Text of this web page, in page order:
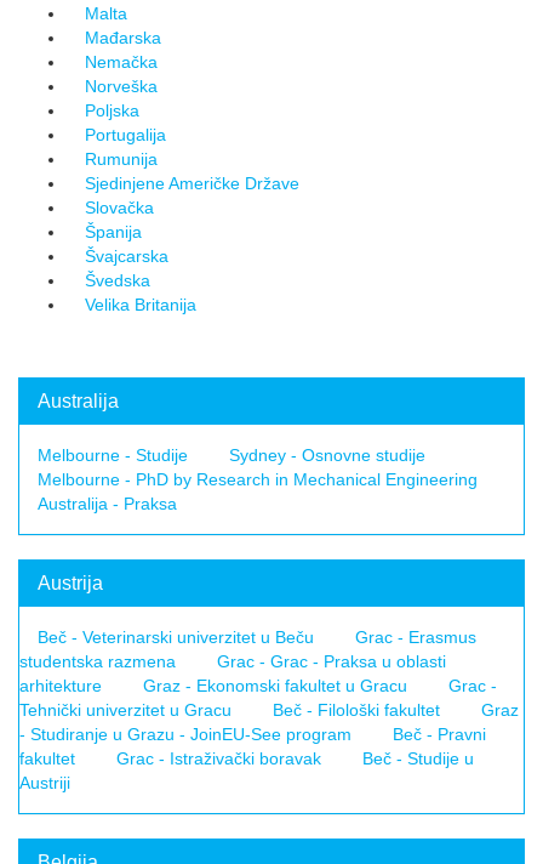
Malta
Mađarska
Nemačka
Norveška
Poljska
Portugalija
Rumunija
Sjedinjene Američke Države
Slovačka
Španija
Švajcarska
Švedska
Velika Britanija
Australija
Melbourne - Studije
Sydney - Osnovne studije
Melbourne - PhD by Research in Mechanical Engineering
Australija - Praksa
Austrija
Beč - Veterinarski univerzitet u Beču
Grac - Erasmus
studentska razmena
Grac - Grac - Praksa u oblasti
arhitekture
Graz - Ekonomski fakultet u Gracu
Grac -
Tehnički univerzitet u Gracu
Beč - Filološki fakultet
Graz
- Studiranje u Grazu - JoinEU-See program
Beč - Pravni
fakultet
Grac - Istraživački boravak
Beč - Studije u
Austriji